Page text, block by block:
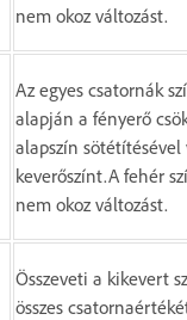
nem okoz változást.
Az egyes csatornák
alapján a fényerő
alapszín sötétítésével
keverőszínt.A fehér
nem okoz változást.
Összeveti a kikevert
összes